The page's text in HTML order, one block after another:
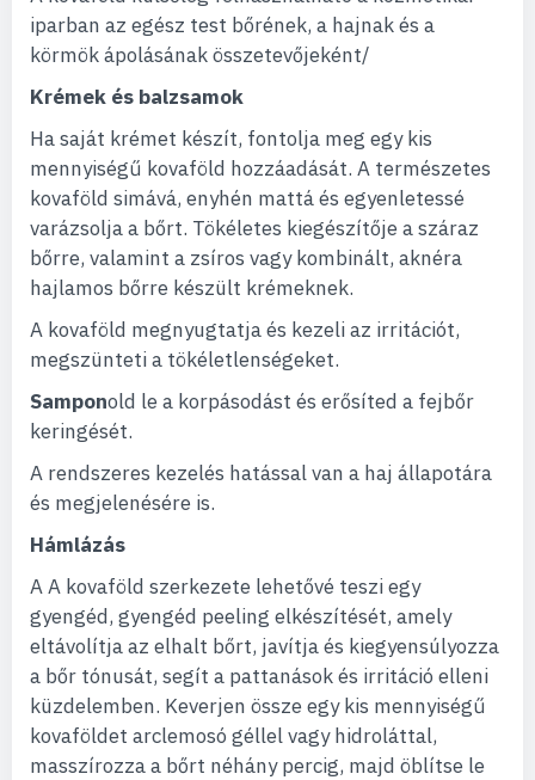
iparban az egész test bőrének, a hajnak és a
körmök ápolásának összetevőjeként/
Krémek és balzsamok
Ha saját krémet készít, fontolja meg egy kis
mennyiségű kovaföld hozzáadását. A természetes
kovaföld simává, enyhén mattá és egyenletessé
varázsolja a bőrt. Tökéletes kiegészítője a száraz
bőrre, valamint a zsíros vagy kombinált, aknéra
hajlamos bőrre készült krémeknek.
A kovaföld megnyugtatja és kezeli az irritációt,
megszünteti a tökéletlenségeket.
Samponold le a korpásodást és erősíted a fejbőr
keringését.
A rendszeres kezelés hatással van a haj állapotára
és megjelenésére is.
Hámlázás
A A kovaföld szerkezete lehetővé teszi egy
gyengéd, gyengéd peeling elkészítését, amely
eltávolítja az elhalt bőrt, javítja és kiegyensúlyozza
a bőr tónusát, segít a pattanások és irritáció elleni
küzdelemben. Keverjen össze egy kis mennyiségű
kovaföldet arclemosó géllel vagy hidroláttal,
masszírozza a bőrt néhány percig, majd öblítse le